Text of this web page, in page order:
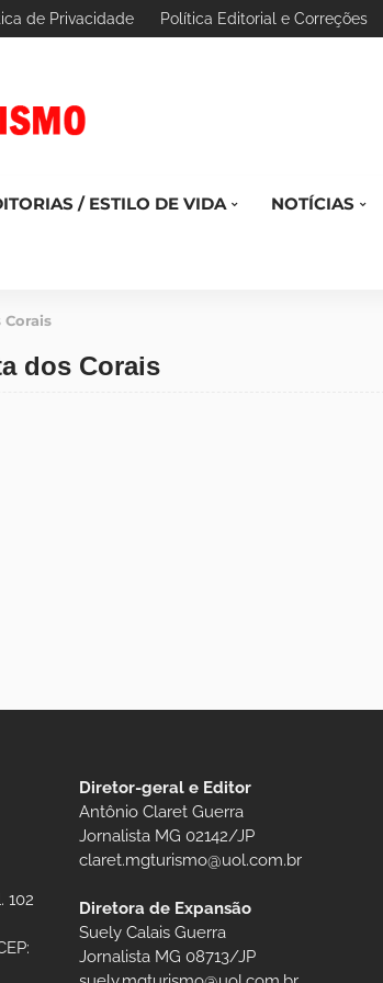
de Privacidade Política Editorial e Correções
/ ESTILO DE VIDA NOTÍCIAS
Corais
dos Corais
102
Diretor-geral e Editor
Antônio Claret Guerra
Jornalista MG 02142/JP
claret.mgturismo@uol.com.br
Diretora de Expansão
Suely Calais Guerra
Jornalista MG 08713/JP